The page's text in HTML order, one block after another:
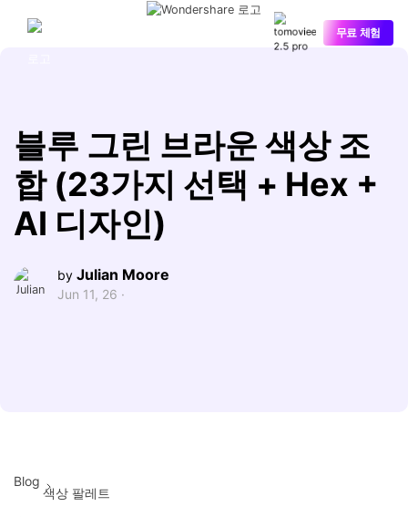
무료 체험
블루 그린 브라운 색상 조
합 (23가지 선택 + Hex +
AI 디자인)
by Julian Moore
Jun 11, 26 ·
Blog
색상 팔레트